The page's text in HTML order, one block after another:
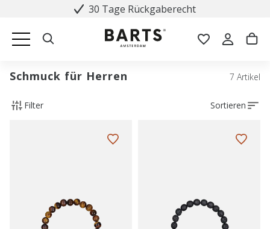
30 Tage Rückgaberecht
Schmuck für Herren 7 Artikel
Filter Sortieren